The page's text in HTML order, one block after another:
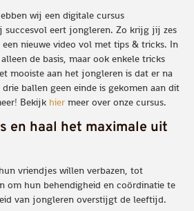
wij een digitale cursus
succesvol eert jongleren. Zo krijg jij zes
nieuwe video vol met tips & tricks. In
de basis, maar ook enkele tricks
mooiste aan het jongleren is dat er na
ballen geen einde is gekomen aan dit
Bekijk hier meer over onze cursus.
en haal het maximale uit
vriendjes willen verbazen, tot
om hun behendigheid en coördinatie te
van jongleren overstijgt de leeftijd.